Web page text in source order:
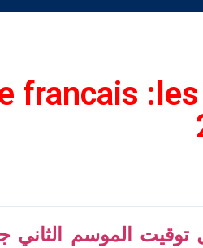
francais
توقيت الموسم الثاني